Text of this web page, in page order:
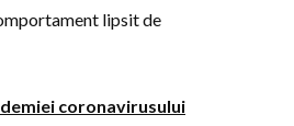
lipsit de
coronavirusului